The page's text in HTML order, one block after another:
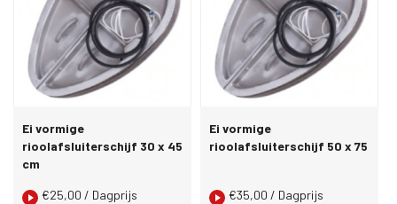
Ei vormige
rioolafsluiterschijf 30 x 45
cm
€25,00 / Dagprijs
Ei vormige
rioolafsluiterschijf 50 x 75
€35,00 / Dagprijs